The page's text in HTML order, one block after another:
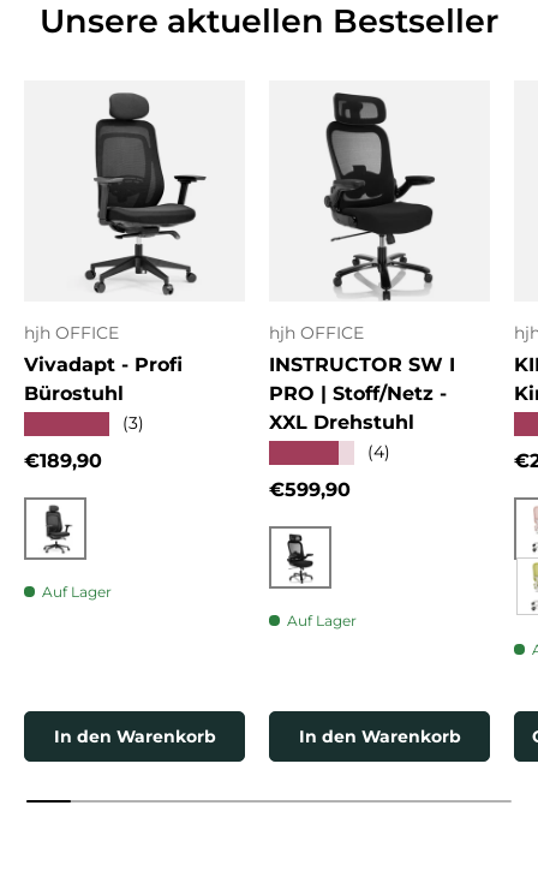
Unsere aktuellen Bestseller
hjh OFFICE
Vivadapt - Profi
Bürostuhl
(3)
Normaler Preis
€189,90
Schwarz
Auf Lager
In den Warenkorb
hjh OFFICE
INSTRUCTOR SW I
PRO | Stoff/Netz -
XXL Drehstuhl
(4)
Normaler Preis
€599,90
Schwarz
Auf Lager
In den Warenkorb